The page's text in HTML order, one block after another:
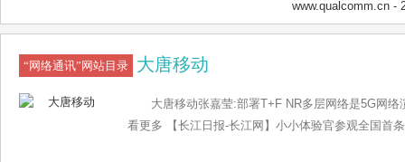
www.qualcomm.cn -
“网络通讯”网站目录 大唐移动
大唐移动张嘉莹:部署T+F NR多层网络是5G网
看更多 【长江日报-长江网】小小体验官参观全国首